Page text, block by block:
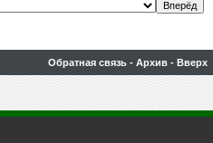
Обратная связь - Архив - Вверх